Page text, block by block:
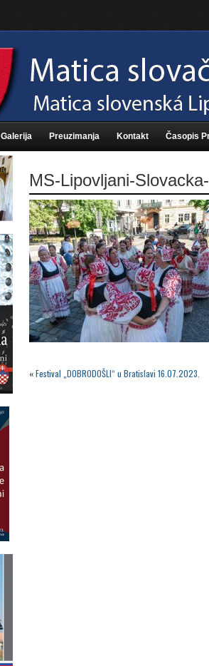
Galerija Preuzimanja Kontakt Časopis
MS-Lipovljani-
«Festival „DOBRODOŠLI“ u Bratislavi 16.07.2023.